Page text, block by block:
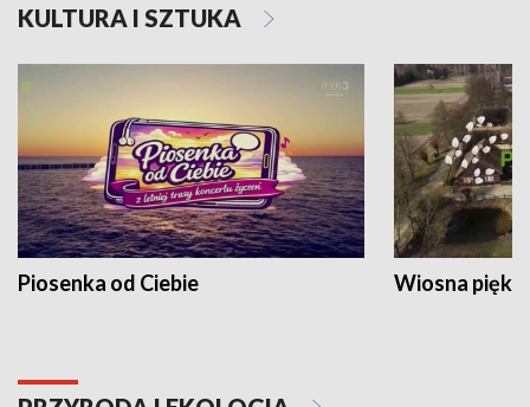
KULTURA I SZTUKA
Piosenka od Ciebie Wiosna